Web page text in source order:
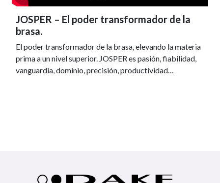
JOSPER – El poder transformador de la
brasa.
El poder transformador de la brasa, elevando la materia
prima a un nivel superior. JOSPER es pasión, fiabilidad,
vanguardia, dominio, precisión, productividad…